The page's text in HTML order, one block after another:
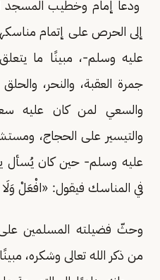
ودعا إمام وخطيب المسجد
إلى الحرص على إتمام
عليه وسلم-، مبينًا ما
جمرة العقبة، والنحر،
والسعي لمن كان عليه
والتيسير على الحجاج،
عليه وسلم- حين كان يُسأل
في المناسك فيقول: «افْعَلْ
وحثّ فضيلته المسلمين على
من ذكر الله تعالى وشكره،